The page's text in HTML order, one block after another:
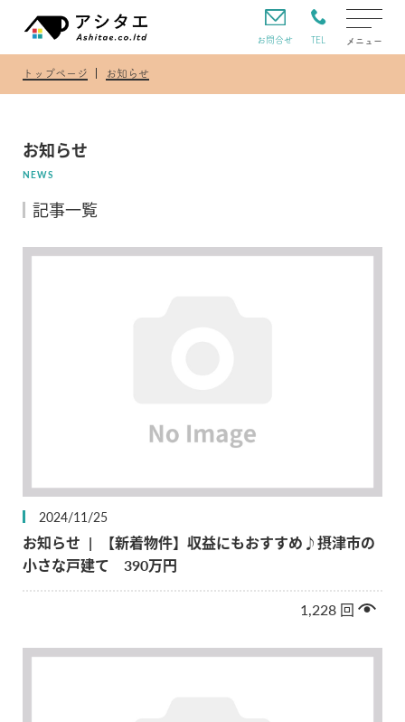
お問合せ TEL メニュー
トップページ お知らせ
お知らせ
NEWS
記事一覧
2024/11/25
お知らせ |
【新着物件】収益にもおすすめ♪摂津市の
小さな戸建て 390万円
1,228 回